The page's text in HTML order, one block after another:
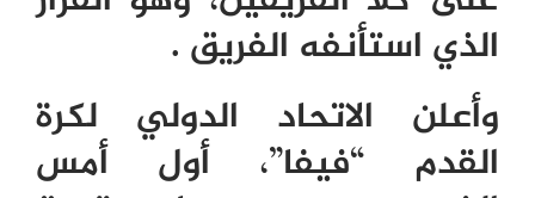
الذي استأنفه الفريق .
وأعلن الاتحاد الدولي لكرة
القدم “فيفا”، أول أمس